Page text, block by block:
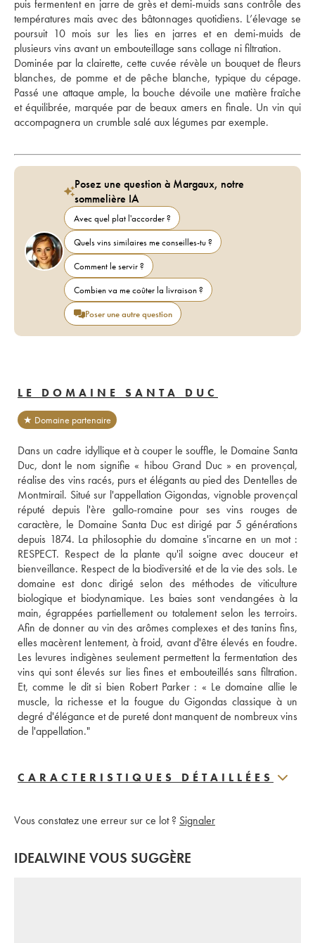
puis fermentent en jarre de grès et demi-muids sans contrôle des
températures mais avec des bâtonnages quotidiens. L’élevage se
poursuit 10 mois sur les lies en jarres et en demi-muids de
plusieurs vins avant un embouteillage sans collage ni filtration.
Dominée par la clairette, cette cuvée révèle un bouquet de fleurs
blanches, de pomme et de pêche blanche, typique du cépage.
Passé une attaque ample, la bouche dévoile une matière fraîche
et équilibrée, marquée par de beaux amers en finale. Un vin qui
accompagnera un crumble salé aux légumes par exemple.
Posez une question à Margaux, notre
sommelière IA
Avec quel plat l'accorder ?
Quels vins similaires me conseilles-tu ?
Comment le servir ?
Combien va me coûter la livraison ?
Poser une autre question
LE DOMAINE SANTA DUC
★ Domaine partenaire
Dans un cadre idyllique et à couper le souffle, le Domaine Santa
Duc, dont le nom signifie « hibou Grand Duc » en provençal,
réalise des vins racés, purs et élégants au pied des Dentelles de
Montmirail. Situé sur l'appellation Gigondas, vignoble provençal
réputé depuis l'ère gallo-romaine pour ses vins rouges de
caractère, le Domaine Santa Duc est dirigé par 5 générations
depuis 1874. La philosophie du domaine s'incarne en un mot :
RESPECT. Respect de la plante qu'il soigne avec douceur et
bienveillance. Respect de la biodiversité et de la vie des sols. Le
domaine est donc dirigé selon des méthodes de viticulture
biologique et biodynamique. Les baies sont vendangées à la
main, égrappées partiellement ou totalement selon les terroirs.
Afin de donner au vin des arômes complexes et des tanins fins,
elles macèrent lentement, à froid, avant d'être élevés en foudre.
Les levures indigènes seulement permettent la fermentation des
vins qui sont élevés sur lies fines et embouteillés sans filtration.
Et, comme le dit si bien Robert Parker : « Le domaine allie le
muscle, la richesse et la fougue du Gigondas classique à un
degré d'élégance et de pureté dont manquent de nombreux vins
de l'appellation."
CARACTERISTIQUES DÉTAILLÉES
Vous constatez une erreur sur ce lot ? Signaler
IDEALWINE VOUS SUGGÈRE